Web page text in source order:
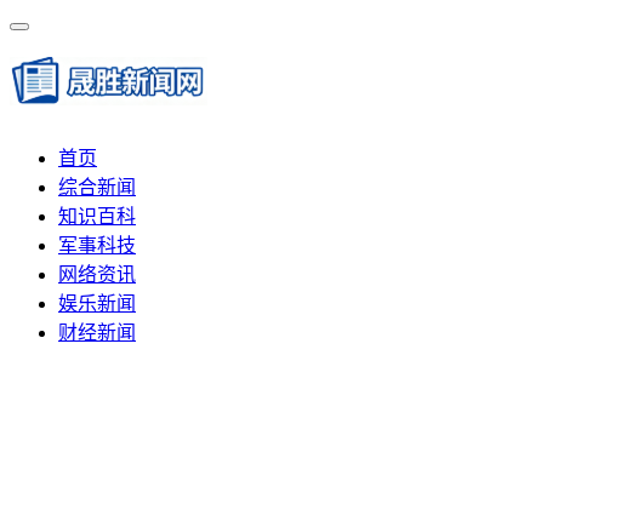
首页
综合新闻
知识百科
军事科技
网络资讯
娱乐新闻
财经新闻